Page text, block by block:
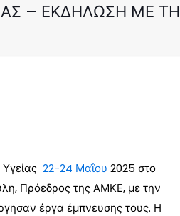
– ΕΚΔΉΛΩΣΗ ΜΕ
Υγείας22-24 Μαΐου 2025 στο
Πρόεδρος της ΑΜΚΕ, με την
έργα έμπνευσης τους. Η